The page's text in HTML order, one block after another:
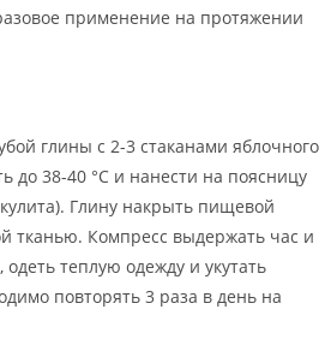
применение на протяжении
глины с 2-3 стаканами яблочного
до 38-40 °C и нанести на поясницу
Глину накрыть пищевой
тканью. Компресс выдержать час и
теплую одежду и укутать
повторять 3 раза в день на